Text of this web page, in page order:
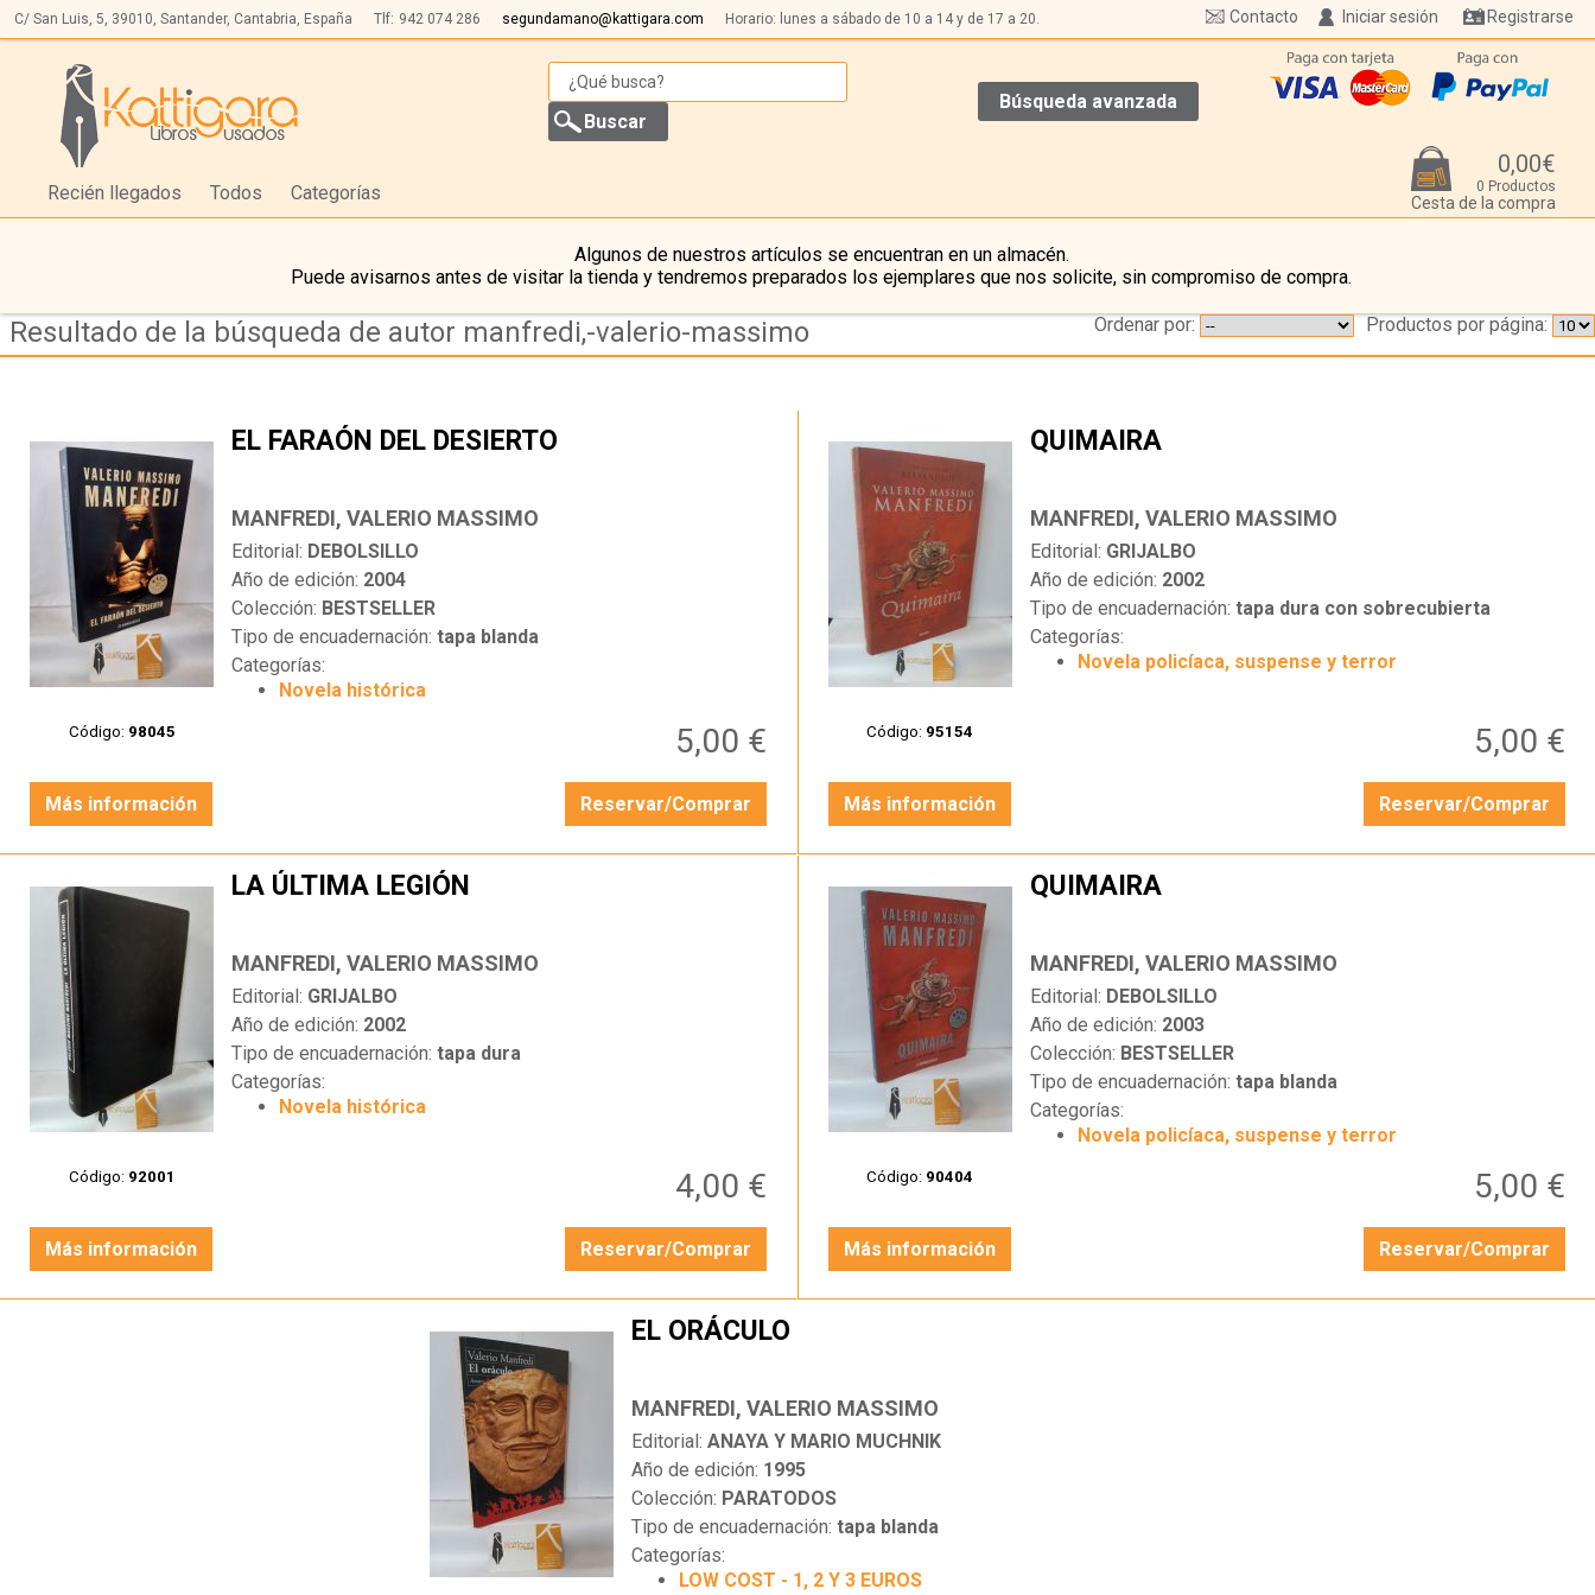
C/ San Luis, 5, 39010, Santander, Cantabria, España Tlf: 942 074 286 segundamano@kattigara.com Horario: lunes a sábado de 10 a 14 y de 17 a 20. Iniciar sesión Registrarse
Contacto
Búsqueda avanzada
Recién llegados Todos Categorías
0,00€
0 Productos
Cesta de la compra
Algunos de nuestros artículos se encuentran en un almacén.
Puede avisarnos antes de visitar la tienda y tendremos preparados los ejemplares que nos solicite, sin compromiso de compra.
Resultado de la búsqueda de autor manfredi,-valerio-massimo Productos por página:
Ordenar por:
Código: 98045
EL FARAÓN DEL DESIERTO
MANFREDI, VALERIO MASSIMO
Editorial: DEBOLSILLO
Año de edición: 2004
Colección: BESTSELLER
Tipo de encuadernación:tapa blanda
Categorías:
Novela histórica
5,00 €
Más información Reservar/Comprar
Código: 95154
QUIMAIRA
MANFREDI, VALERIO MASSIMO
Editorial: GRIJALBO
Año de edición: 2002
Tipo de encuadernación: tapa dura con sobrecubierta
Categorías:
Novela policíaca, suspense y terror
5,00 €
Más información Reservar/Comprar
Código: 92001
LA ÚLTIMA LEGIÓN
MANFREDI, VALERIO MASSIMO
Editorial: GRIJALBO
Año de edición: 2002
Tipo de encuadernación:tapa dura
Categorías:
Novela histórica
4,00 €
Más información Reservar/Comprar
Código: 90404
QUIMAIRA
MANFREDI, VALERIO MASSIMO
Editorial: DEBOLSILLO
Año de edición: 2003
Colección: BESTSELLER
Tipo de encuadernación: tapa blanda
Categorías:
Novela policíaca, suspense y terror
5,00 €
Más información Reservar/Comprar
EL ORÁCULO
MANFREDI, VALERIO MASSIMO
Editorial: ANAYA Y MARIO MUCHNIK
Año de edición: 1995
Colección: PARATODOS
Tipo de encuadernación: tapa blanda
Categorías:
LOW COST - 1, 2 Y 3 EUROS